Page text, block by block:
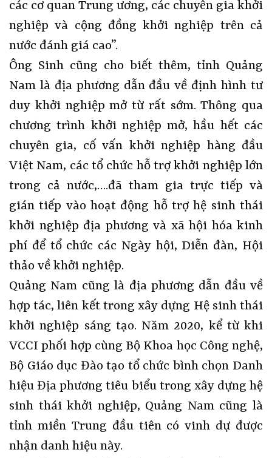
các cơ quan Trung ương, các chuyên gia khởi
nghiệp và cộng đồng khởi nghiệp trên cả
nước đánh giá cao”.
Ông Sinh cũng cho biết thêm, tỉnh Quảng
Nam là địa phương dẫn đầu về định hình tư
duy khởi nghiệp mở từ rất sớm. Thông qua
chương trình khởi nghiệp mở, hầu hết các
chuyên gia, cố vấn khởi nghiệp hàng đầu
Việt Nam, các tổ chức hỗ trợ khởi nghiệp lớn
trong cả nước,….đã tham gia trực tiếp và
gián tiếp vào hoạt động hỗ trợ hệ sinh thái
khởi nghiệp địa phương và xã hội hóa kinh
phí để tổ chức các Ngày hội, Diễn đàn, Hội
thảo về khởi nghiệp.
Quảng Nam cũng là địa phương dẫn đầu về
hợp tác, liên kết trong xây dựng Hệ sinh thái
khởi nghiệp sáng tạo. Năm 2020, kể từ khi
VCCI phối hợp cùng Bộ Khoa học Công nghệ,
Bộ Giáo dục Đào tạo tổ chức bình chọn Danh
hiệu Địa phương tiêu biểu trong xây dựng hệ
sinh thái khởi nghiệp, Quảng Nam cũng là
tỉnh miền Trung đầu tiên có vinh dự được
nhận danh hiệu này.